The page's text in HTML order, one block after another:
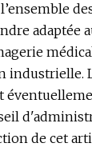
adaptée
industrielle.
de cet